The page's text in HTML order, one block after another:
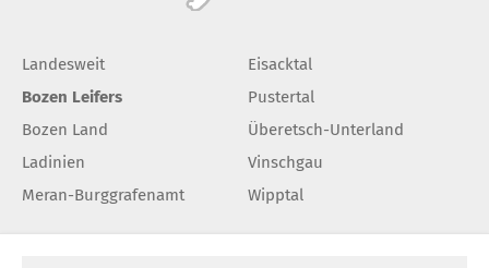
Landesweit
Bozen Leifers
Bozen Land
Ladinien
Meran-Burggrafenamt
Eisacktal
Pustertal
Überetsch-Unterland
Vinschgau
Wipptal